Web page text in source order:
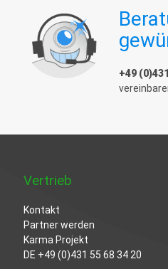
+49
Vertrieb
Kontakt
Partner werden
Karma Projekt
DE +49 (0)431 55 68 34 20